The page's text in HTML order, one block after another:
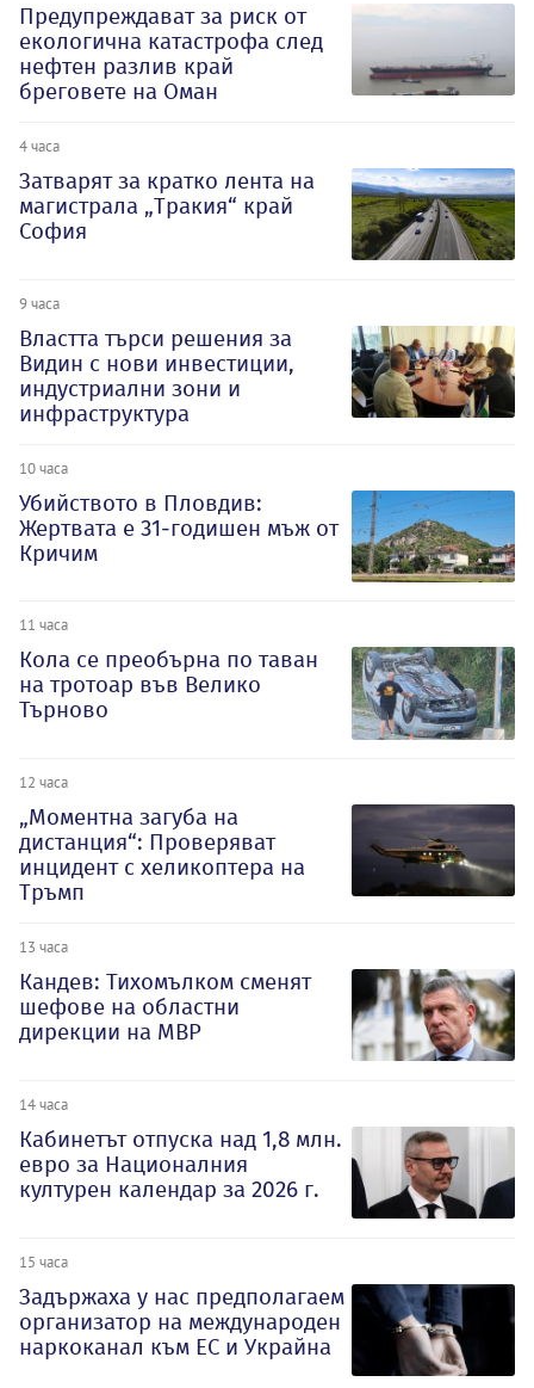
Предупреждават за риск от
екологична катастрофа след
нефтен разлив край
бреговете на Оман
4 часа
Затварят за кратко лента на
магистрала „Тракия“ край
София
9 часа
Властта търси решения за
Видин с нови инвестиции,
индустриални зони и
инфраструктура
10 часа
Убийството в Пловдив:
Жертвата е 31-годишен мъж от
Кричим
11 часа
Кола се преобърна по таван
на тротоар във Велико
Търново
12 часа
„Моментна загуба на
дистанция“: Проверяват
инцидент с хеликоптера на
Тръмп
13 часа
Кандев: Тихомълком сменят
шефове на областни
дирекции на МВР
14 часа
Кабинетът отпуска над 1,8 млн.
евро за Националния
културен календар за 2026 г.
15 часа
Задържаха у нас предполагаем
организатор на международен
наркоканал към ЕС и Украйна